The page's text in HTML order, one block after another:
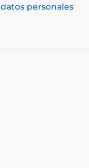
datos personales